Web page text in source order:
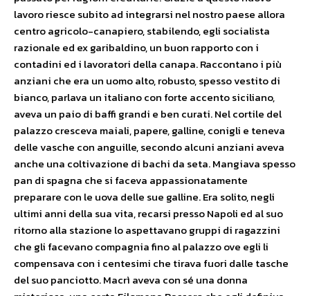
lavoro riesce subito ad integrarsi nel nostro paese allora
centro agricolo-canapiero, stabilendo, egli socialista
razionale ed ex garibaldino, un buon rapporto con i
contadini ed i lavoratori della canapa. Raccontano i più
anziani che era un uomo alto, robusto, spesso vestito di
bianco, parlava un italiano con forte accento siciliano,
aveva un paio di baffi grandi e ben curati. Nel cortile del
palazzo cresceva maiali, papere, galline, conigli e teneva
delle vasche con anguille, secondo alcuni anziani aveva
anche una coltivazione di bachi da seta. Mangiava spesso
pan di spagna che si faceva appassionatamente
preparare con le uova delle sue galline. Era solito, negli
ultimi anni della sua vita, recarsi presso Napoli ed al suo
ritorno alla stazione lo aspettavano gruppi di ragazzini
che gli facevano compagnia fino al palazzo ove egli li
compensava con i centesimi che tirava fuori dalle tasche
del suo panciotto. Macrì aveva con sé una donna